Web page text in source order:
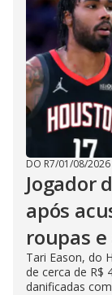
DO R7/01/08/2026
Jogador
após
roupas
Tari Eason, do
de cerca de R$
danificadas